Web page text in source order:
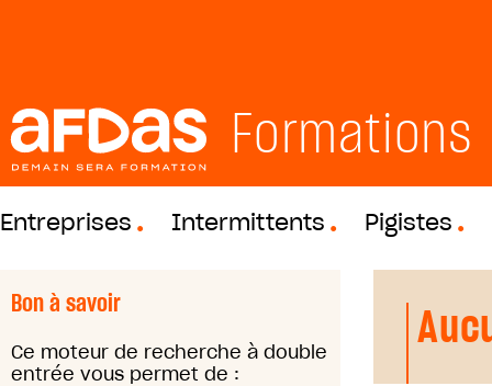
Formations
Entreprises Intermittents Pigistes
Bon à savoir
Ce moteur de recherche à double
entrée vous permet de :